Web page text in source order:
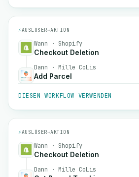
⚡AUSLÖSER→AKTION
Wann · Shopify
Checkout Deletion
Dann · Mille CoLis
Add Parcel
DIESEN WORKFLOW VERWENDEN
⚡AUSLÖSER→AKTION
Wann · Shopify
Checkout Deletion
Dann · Mille CoLis